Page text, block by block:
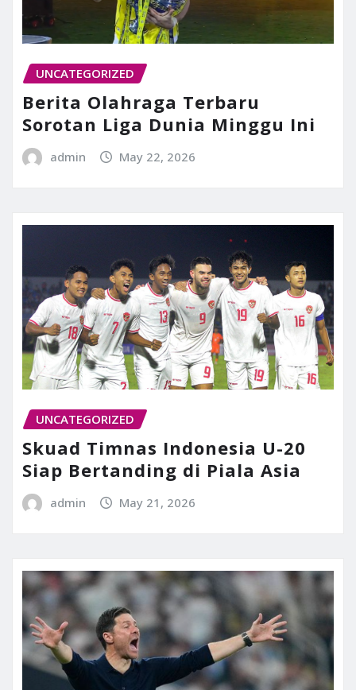
UNCATEGORIZED
Berita Olahraga Terbaru
Sorotan Liga Dunia Minggu Ini
admin May 22, 2026
UNCATEGORIZED
Skuad Timnas Indonesia U-20
Siap Bertanding di Piala Asia
admin May 21, 2026